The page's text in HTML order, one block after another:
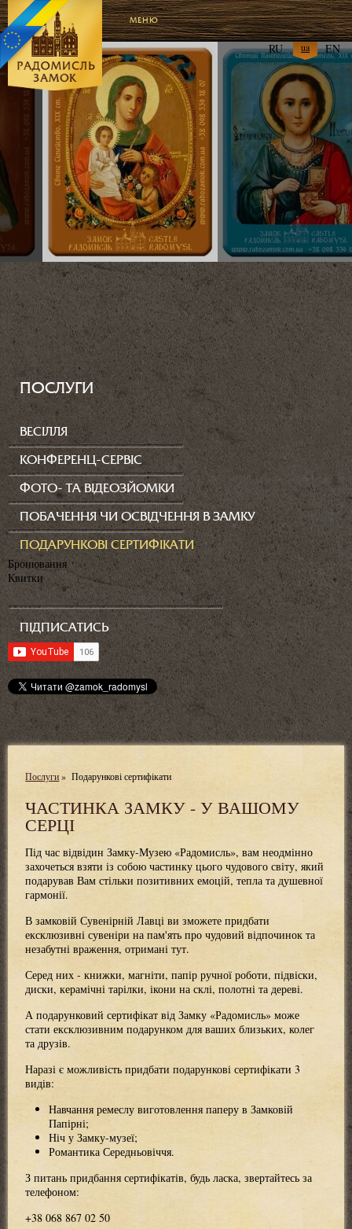
МЕНЮ
RU ua EN
ПОСЛУГИ
ВЕСІЛЛЯ
КОНФЕРЕНЦ-СЕРВІС
ФОТО- ТА ВІДЕОЗЙОМКИ
ПОБАЧЕННЯ ЧИ ОСВІДЧЕННЯ В ЗАМКУ
ПОДАРУНКОВІ СЕРТИФІКАТИ
Бронювання
Квитки
ПІДПИСАТИСЬ
Послуги » Подарункові сертифікати
ЧАСТИНКА ЗАМКУ - У ВАШОМУ
СЕРЦІ
Під час відвідин Замку-Музею «Радомисль», вам неодмінно
захочеться взяти із собою частинку цього чудового світу, який
подарував Вам стільки позитивних емоцій, тепла та душевної
гармонії.
В замковій Сувенірній Лавці ви зможете придбати
ексклюзивні сувеніри на пам'ять про чудовий відпочинок та
незабутні враження, отримані тут.
Серед них - книжки, магніти, папір ручної роботи, підвіски,
диски, керамічні тарілки, ікони на склі, полотні та дереві.
А подарунковий сертифікат від Замку «Радомисль» може
стати ексклюзивним подарунком для ваших близьких, колег
та друзів.
Наразі є можливість придбати подарункові сертифікати 3
видів:
Навчання ремеслу виготовлення паперу в Замковій
Папірні;
Ніч у Замку-музеї;
Романтика Середньовіччя.
З питань придбання сертифікатів, будь ласка, звертайтесь за
телефоном:
+38 068 867 02 50